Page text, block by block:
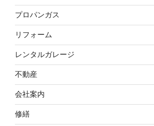
プロパンガス
リフォーム
レンタルガレージ
不動産
会社案内
修繕